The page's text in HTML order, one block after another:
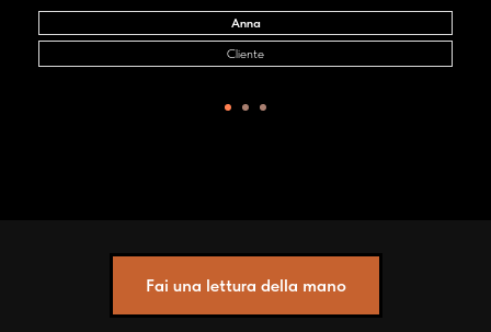
Anna
Cliente
Fai una lettura della mano